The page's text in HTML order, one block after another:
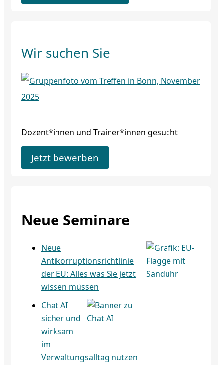
Wir suchen Sie
Dozent*innen und Trainer*innen gesucht
Jetzt bewerben
Neue Seminare
Neue
Antikorruptionsrichtlinie
der EU: Alles was Sie jetzt
wissen müssen
Chat AI
sicher und
wirksam
im
Verwaltungsalltag nutzen